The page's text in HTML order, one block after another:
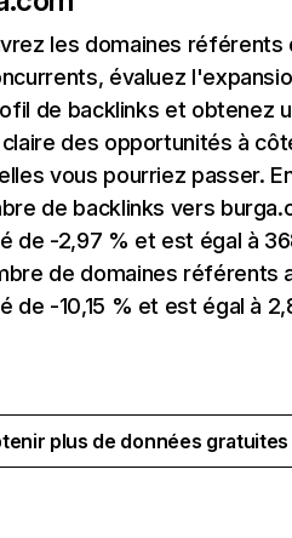
les domaines référents
évaluez
de backlinks et obtenez
des opportunités à
vous pourriez passer.
de backlinks vers
de -2,97 % et est égal à
de domaines référents
de -10,15 % et est égal à
plus de données